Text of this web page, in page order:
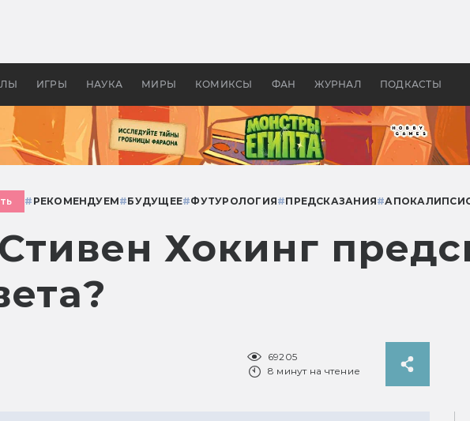
ИГРЫ НАУКА МИРЫ КОМИКСЫ ФАН ЖУРНАЛ ПОДКАСТЫ
апокалипсис, в России —
бы «Властелина колец»
# РЕКОМЕНДУЕМ#БУДУЩЕЕ#ФУТУРОЛОГИЯ#ПРЕДСКАЗАНИЯ#
Хокинг
69205
8 минут на чтение